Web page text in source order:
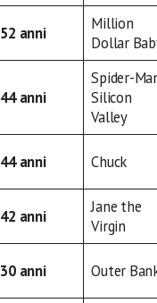
52 anni
Million
Dollar
44 anni
Spider-
Silicon
Valley
44 anni Chuck
42 anni
Jane the
Virgin
30 anni Outer